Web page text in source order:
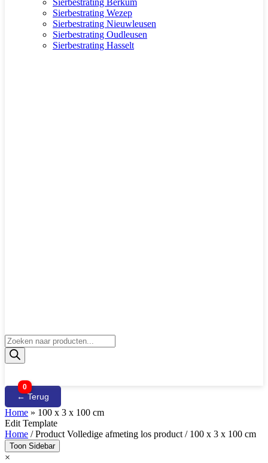
Sierbestrating Wezep
Sierbestrating Nieuwleusen
Sierbestrating Oudleusen
Sierbestrating Hasselt
Producten
zoeken
0
← Terug
Home » 100 x 3 x 100 cm
Edit Template
Home / Product Volledige afmeting los product / 100 x 3 x 100 cm
Toon Sidebar
×